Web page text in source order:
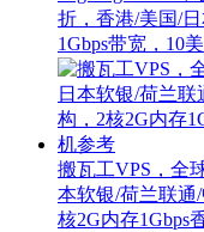
折，香港/美国/
1Gbps带宽，10
搬瓦工VPS，全
本软银/荷兰联通
核2G内存1Gbps